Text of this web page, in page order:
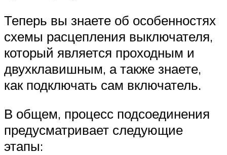
Теперь вы знаете об особенностях
схемы расцепления выключателя,
который является проходным и
двухклавишным, а также знаете,
как подключать сам включатель.
В общем, процесс подсоединения
предусматривает следующие
этапы: